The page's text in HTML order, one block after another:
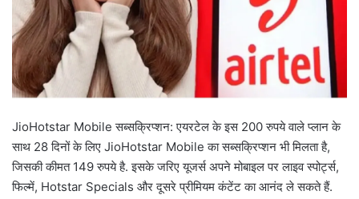
JioHotstar Mobile सब्सक्रिप्शन: एयरटेल के इस 200 रुपये वाले प्लान के
साथ 28 दिनों के लिए JioHotstar Mobile का सब्सक्रिप्शन भी मिलता है,
जिसकी कीमत 149 रुपये है. इसके जरिए यूजर्स अपने मोबाइल पर लाइव स्पोर्ट्स,
फिल्में, Hotstar Specials और दूसरे प्रीमियम कंटेंट का आनंद ले सकते हैं.